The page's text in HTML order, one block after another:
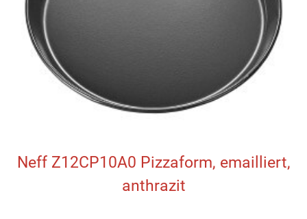
Neff Z12CP10A0 Pizzaform, emailliert,
anthrazit